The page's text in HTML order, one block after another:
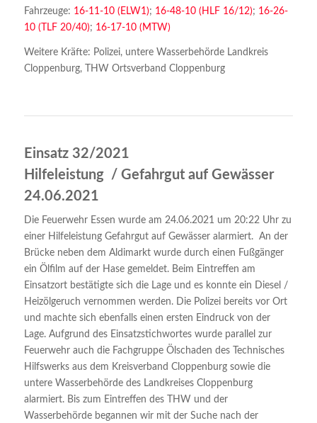
Fahrzeuge: 16-11-10 (ELW1); 16-48-10 (HLF 16/12); 16-26-
10 (TLF 20/40); 16-17-10 (MTW)
Weitere Kräfte: Polizei, untere Wasserbehörde Landkreis
Cloppenburg, THW Ortsverband Cloppenburg
Einsatz 32/2021
Hilfeleistung / Gefahrgut auf Gewässer
24.06.2021
Die Feuerwehr Essen wurde am 24.06.2021 um 20:22 Uhrzu
einer Hilfeleistung Gefahrgut auf Gewässer alarmiert. An der
Brücke neben dem Aldimarktwurde durch einen Fußgänger
ein Ölfilm auf der Hasegemeldet. Beim Eintreffen am
Einsatzort bestätigte sich die Lage und es konnte ein Diesel /
Heizölgeruch vernommen werden. Die Polizei bereits vor Ort
und machte sich ebenfalls einen ersten Eindruck von der
Lage. Aufgrund des Einsatzstichwortes wurde parallel zur
Feuerwehr auch die Fachgruppe Ölschaden des Technisches
Hilfswerks aus dem Kreisverband Cloppenburg sowie die
untere Wasserbehörde des Landkreises Cloppenburg
alarmiert. Bis zum Eintreffen des THW und der
Wasserbehörde begannen wir mit der Suche nach der